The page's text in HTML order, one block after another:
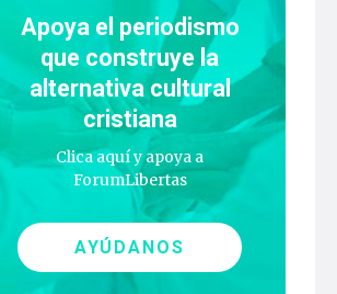
Apoya el periodismo
que construye la
alternativa cultural
cristiana
Clica aquí y apoya a
ForumLibertas
AYÚDANOS